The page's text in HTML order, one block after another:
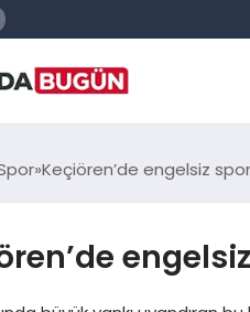
Keçiören’de engelsiz